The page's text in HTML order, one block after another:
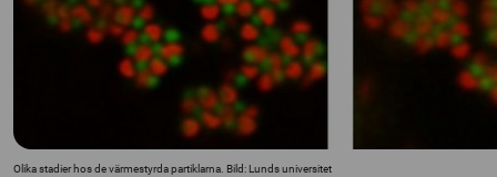
Olika stadier hos de värmestyrda partiklarna. Bild: Lunds universitet